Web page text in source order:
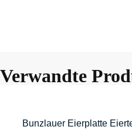
Verwandte
Bunzlauer Eierplatte